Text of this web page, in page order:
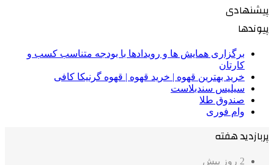
پیشنهادی
پیوندها
برگزاری همایش ها و رویدادها با بودجه متناسب کسب و
کارتان
خرید بهترین قهوه | خرید قهوه | قهوه گرنیکا کافی
سیلیس سندبلاست
صندوق طلا
وام فوری
پربازدید هفته
2 روز پیش